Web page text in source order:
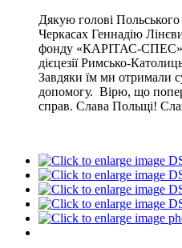
Дякую голові
Черкасах Геннадію
фонду «КАРІТАС-СПЕС»
дієцезії Римсько-
Завдяки їм ми отримали
допомогу. Вірю, що
справ. Слава Польщі!